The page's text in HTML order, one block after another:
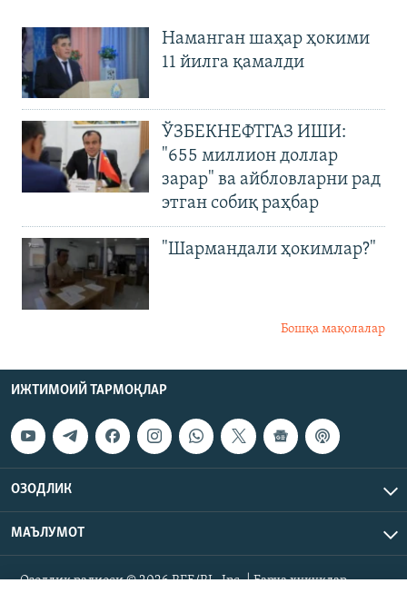
Наманган шаҳар ҳокими
11 йилга қамалди
ЎЗБЕКНЕФТГАЗ ИШИ:
"655 миллион доллар
зарар" ва айбловларни рад
этган собиқ раҳбар
"Шармандали ҳокимлар?"
Бошқа мақолалар
ИЖТИМОИЙ ТАРМОҚЛАР
ОЗОДЛИК
МАЪЛУМОТ
Озодлик радиоси © 2026 RFE/RL, Inc. | Барча ҳуқуқлар